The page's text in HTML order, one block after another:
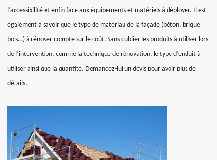
l’accessibilité et enfin face aux équipements et matériels à déployer. Il est
également à savoir que le type de matériau de la façade (béton, brique,
bois…) à rénover compte sur le coût. Sans oublier les produits à utiliser lors
de l’intervention, comme la technique de rénovation, le type d’enduit à
utiliser ainsi que la quantité. Demandez-lui un devis pour avoir plus de
détails.